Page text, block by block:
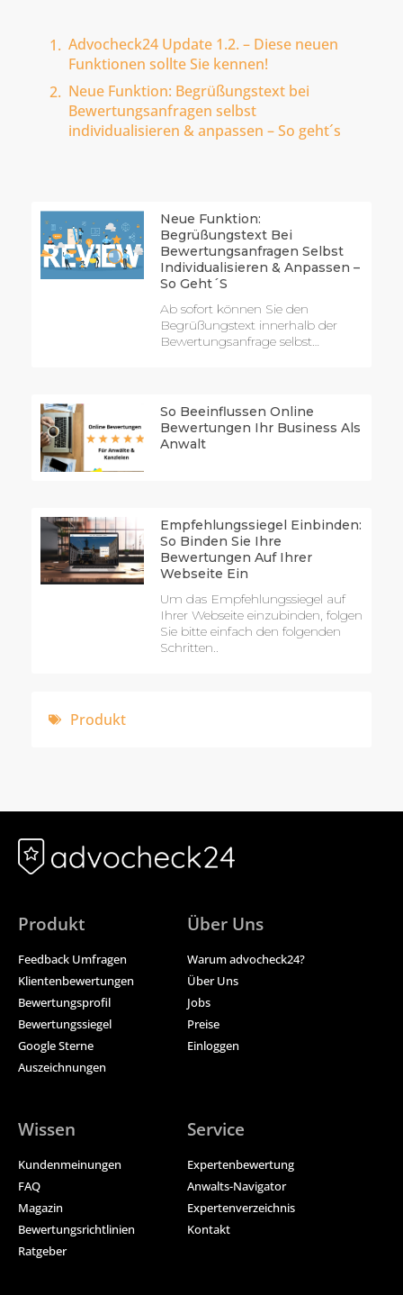
Advocheck24 Update 1.2. – Diese neuen
Funktionen sollte Sie kennen!
Neue Funktion: Begrüßungstext bei
Bewertungsanfragen selbst
individualisieren & anpassen – So geht´s
Neue Funktion:
Begrüßungstext Bei
Bewertungsanfragen Selbst
Individualisieren & Anpassen –
So Geht´s
Ab sofort können Sie den
Begrüßungstext innerhalb der
Bewertungsanfrage selbst…
So Beeinflussen Online
Bewertungen Ihr Business Als
Anwalt
Empfehlungssiegel Einbinden:
So Binden Sie Ihre
Bewertungen Auf Ihrer
Webseite Ein
Um das Empfehlungssiegel auf
Ihrer Webseite einzubinden, folgen
Sie bitte einfach den folgenden
Schritten..
Produkt
Produkt
Feedback Umfragen
Klientenbewertungen
Bewertungsprofil
Bewertungssiegel
Google Sterne
Auszeichnungen
Über Uns
Warum advocheck24?
Über Uns
Jobs
Preise
Einloggen
Wissen
Kundenmeinungen
FAQ
Magazin
Bewertungsrichtlinien
Ratgeber
Service
Expertenbewertung
Anwalts-Navigator
Expertenverzeichnis
Kontakt